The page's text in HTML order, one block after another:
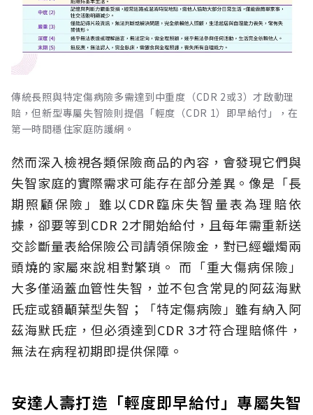
傳統長照與特定傷病險多需達到中重度（CDR 2或3）才啟動理
賠，但新型專屬失智險則提倡「輕度（CDR 1）即早給付」，在
第一時間穩住家庭防護網。
然而深入檢視各類保險商品的內容，會發現它們與
失智家庭的實際需求可能存在部分差異。像是「長
期照顧保險」雖以CDR臨床失智量表為理賠依
據，卻要等到CDR 2才開始給付，且每年需重新送
交診斷量表給保險公司請領保險金，對已經蠟燭兩
頭燒的家屬來說相對繁瑣。 而「重大傷病保險」
大多僅涵蓋血管性失智，並不包含常見的阿茲海默
氏症或額顳葉型失智；「特定傷病險」雖有納入阿
茲海默氏症，但必須達到CDR 3才符合理賠條件，
無法在病程初期即提供保障。
安達人壽打造「輕度即早給付」專屬失智